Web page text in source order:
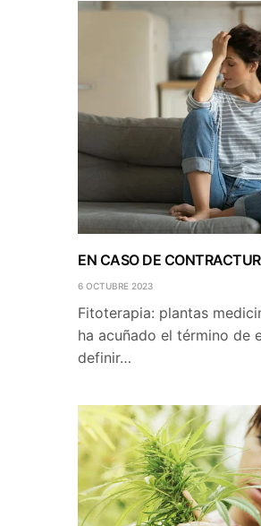
EN CASO DE
6 OCTUBRE 2023
Fitoterapia: plantas
ha acuñado el término de
definir…